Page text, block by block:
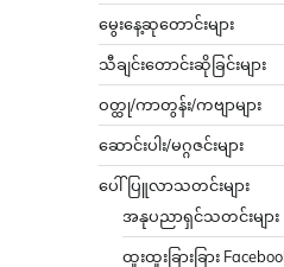
မွေးနေ့ဆုတောင်းများ
သီချင်းတောင်းဆိုခြင်းများ
ဝတ္ထု/ကာတွန်း/ကဗျာများ
ဆောင်းပါး/မဂ္ဂဇင်းများ
ပေါ်ပြူလာသတင်းများ
အနုပညာရှင်သတင်းများ
ထူးထူးခြားခြား